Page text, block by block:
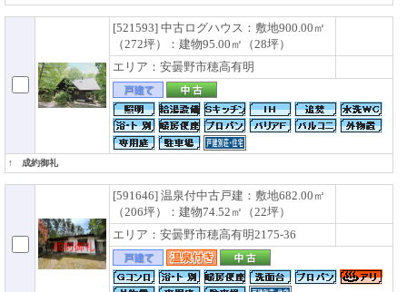
[521593] 中古ログハウス：敷地900.00㎡
（272坪）：建物95.00㎡（28坪）
エリア：安曇野市穂高有明
↑ 成約御礼
[591646] 温泉付中古戸建：敷地682.00㎡
（206坪）：建物74.52㎡（22坪）
エリア：安曇野市穂高有明2175-36